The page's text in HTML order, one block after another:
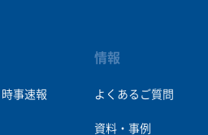
時事速報
情報
よくあるご質問
資料・事例